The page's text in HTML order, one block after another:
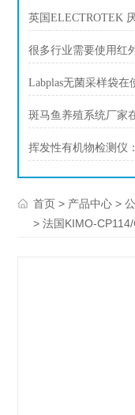
英国ELECTROTEK
很多行业需要使用红
Labplas无菌采样袋在
斑马鱼养殖系统厂家
挥发性有机物检测仪
首页 > 产品中心 >
> 法国KIMO-